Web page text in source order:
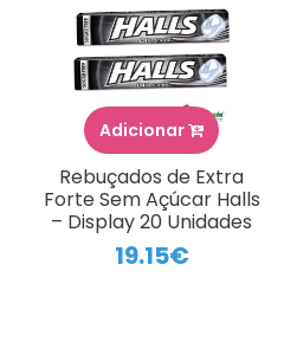
Adicionar
Rebuçados de Extra
Forte Sem Açúcar Halls
– Display 20 Unidades
19.15€